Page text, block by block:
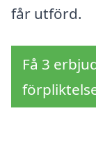
får utförd.
Få 3